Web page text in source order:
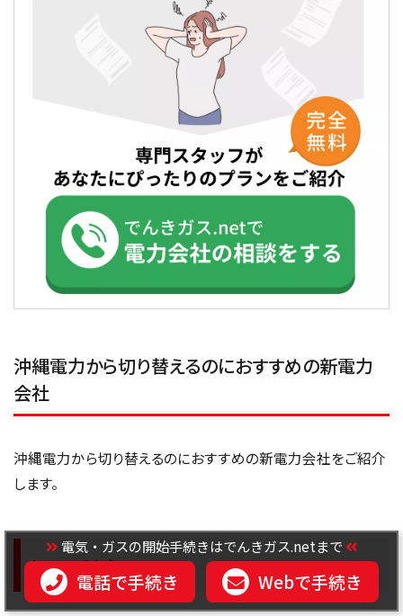
沖縄電力から切り替えるのにおすすめの新電力
会社
沖縄電力から切り替えるのにおすすめの新電力会社をご紹介
します。
Looopでんき
電気・ガスの開始手続きはでんきガス.netまで
電話で手続き Webで手続き